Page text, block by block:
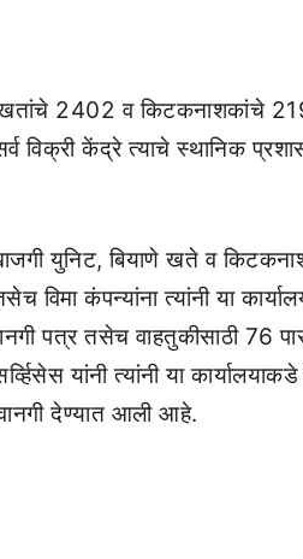
खतांचे 2402 व
विक्री केंद्रे त्याचे स्थानिक
युनिट, बियाणे खते व
कंपन्यांना त्यांनी या
पत्र तसेच वाहतुकीसाठी 76
यांनी त्यांनी या
देण्यात आली आहे.